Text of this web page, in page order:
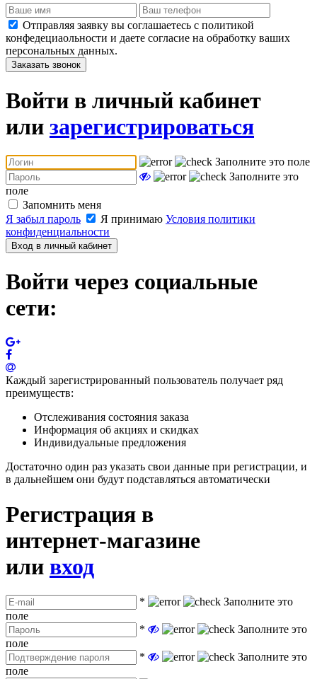
Отправляя заявку вы соглашаетесь с политикой
конфедециаольности и даете согласие на обработку ваших
персональных данных.
Заказать звонок
Войти в личный кабинет
или зарегистрироваться
Заполните это поле
Заполните это
поле
Запомнить меня
Я забыл пароль
Я принимаю Условия политики
конфиденциальности
Вход в личный кабинет
Войти через социальные
сети:
Каждый зарегистрированный пользователь получает ряд
преимуществ:
Отслеживания состояния заказа
Информация об акциях и скидках
Индивидуальные предложения
Достаточно один раз указать свои данные при регистрации, и
в дальнейшем они будут подставляться автоматически
Регистрация в
интернет-магазине
или вход
*
Заполните это
поле
*
Заполните это
поле
*
Заполните это
поле